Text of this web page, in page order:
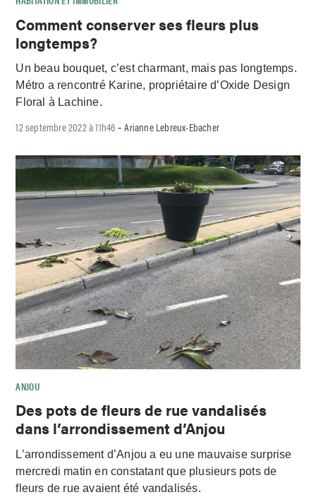
Comment conserver ses fleurs plus
longtemps?
Un beau bouquet, c’est charmant, mais pas longtemps.
Métro a rencontré Karine, propriétaire d’Oxide Design
Floral à Lachine.
12 septembre 2022 à 11h46 -Arianne Lebreux-Ebacher
ANJOU
Des pots de fleurs de rue vandalisés
dans l’arrondissement d’Anjou
L’arrondissement d’Anjou a eu une mauvaise surprise
mercredi matin en constatant que plusieurs pots de
fleurs de rue avaient été vandalisés.